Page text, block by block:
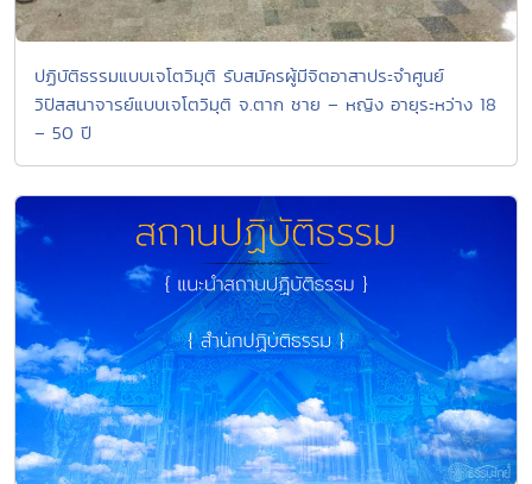
ปฏิบัติธรรมแบบเจโตวิมุติ รับสมัครผู้มีจิตอาสาประจำศูนย์
วิปัสสนาจารย์แบบเจโตวิมุติ จ.ตาก ชาย – หญิง อายุระหว่าง 18
– 50 ปี